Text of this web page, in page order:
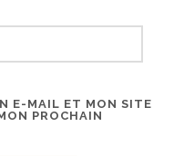
E-MAIL ET MON SITE
PROCHAIN